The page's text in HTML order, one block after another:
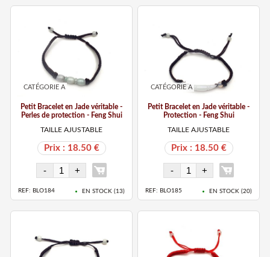
CATÉGORIE A
Petit Bracelet en Jade véritable -
Perles de protection - Feng Shui
TAILLE AJUSTABLE
Prix : 18.50 €
REF: BLO184 EN STOCK ( 13)
CATÉGORIE A
Petit Bracelet en Jade véritable -
Protection - Feng Shui
TAILLE AJUSTABLE
Prix : 18.50 €
REF: BLO185 EN STOCK (20)